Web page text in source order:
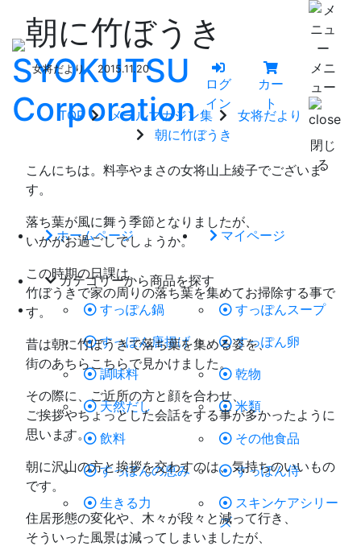
ログ
イン
カー
ト
メニ
ュー
閉じ
る
ホームページ マイページ
カテゴリーから商品を探す
すっぽん鍋
すっぽんスープ
すっぽん唐揚げ
すっぽん卵
調味料
乾物
天然だし
米類
飲料
その他食品
すっぽんの恵み
すっぽん侍
生きる力
スキンケアシリー
ズ
朝に竹ぼうき
女将だより 2015.11.20
TOP メールマガジン集
女将だより
朝に竹ぼうき
こんにちは。料亭やまさの女将山上綾子でございま
す。
落ち葉が風に舞う季節となりましたが、
いかがお過ごしでしょうか。
この時期の日課は、
竹ぼうきで家の周りの落ち葉を集めてお掃除する事で
す。
昔は朝に竹ぼうきで落ち葉を集める姿を、
街のあちらこちらで見かけました。
その際に、ご近所の方と顔を合わせ、
ご挨拶やちょっとした会話をする事が多かったように
思います。
朝に沢山の方と挨拶を交わすのは、気持ちのいいもの
です。
住居形態の変化や、木々が段々と減って行き、
そういった風景は減ってしまいましたが、